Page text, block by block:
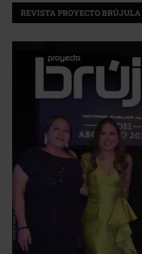
REVISTA PROYECTO BRÚJULA